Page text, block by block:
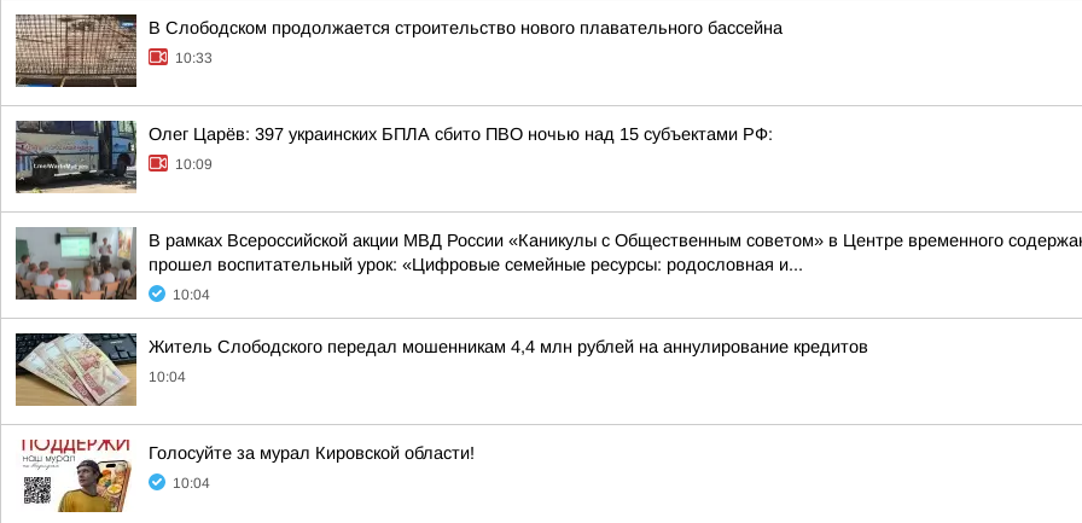
В Слободском продолжается строительство нового плавательного бассейна
10:33
Олег Царёв: 397 украинских БПЛА сбито ПВО ночью над 15 субъектами РФ:
10:09
В рамках Всероссийской акции МВД России «Каникулы с Общественным советом» в Центре временного
прошел воспитательный урок: «Цифровые семейные ресурсы: родословная и...
10:04
Житель Слободского передал мошенникам 4,4 млн рублей на аннулирование кредитов
10:04
Голосуйте за мурал Кировской области!
10:04